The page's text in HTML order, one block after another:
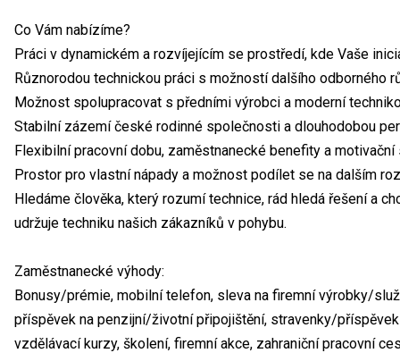
Co Vám nabízíme?
Práci v dynamickém a rozvíjejícím se prostředí, kde Vaše
Různorodou technickou práci s možností dalšího odborného
Možnost spolupracovat s předními výrobci a moderní
Stabilní zázemí české rodinné společnosti a dlouhodobou
Flexibilní pracovní dobu, zaměstnanecké benefity a
Prostor pro vlastní nápady a možnost podílet se na dalším
Hledáme člověka, který rozumí technice, rád hledá řešení a
udržuje techniku našich zákazníků v pohybu.
Zaměstnanecké výhody:
Bonusy/prémie, mobilní telefon, sleva na firemní výrobky/
příspěvek na penzijní/životní připojištění, stravenky/
vzdělávací kurzy, školení, firemní akce, zahraniční pracovní